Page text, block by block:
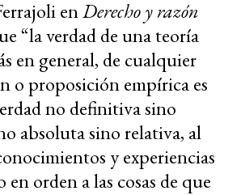
enDerecho y razón
“la verdad de una teoría
en general, de cualquier
o proposición empírica es
no definitiva sino
absoluta sino relativa, al
y experiencias
en orden a las cosas de que